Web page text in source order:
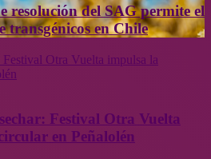
resolución del SAG permite el
transgénicos en Chile
Festival Otra Vuelta impulsa la
Festival Otra Vuelta
en Peñalolén